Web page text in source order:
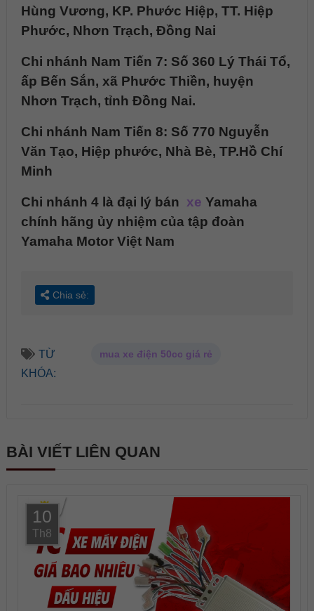
Hùng Vương, KP. Phước Hiệp, TT. Hiệp
Phước, Nhơn Trạch, Đồng Nai
Chi nhánh Nam Tiến 7: Số 360 Lý Thái Tổ,
ấp Bến Sắn, xã Phước Thiền, huyện
Nhơn Trạch, tỉnh Đồng Nai.
Chi nhánh Nam Tiến 8: Số 770 Nguyễn
Văn Tạo, Hiệp phước, Nhà Bè, TP.Hồ Chí
Minh
Chi nhánh 4 là đại lý bán xe Yamaha
chính hãng ủy nhiệm của tập đoàn
Yamaha Motor Việt Nam
Chia sẻ:
TỪ
KHÓA:
mua xe điện 50cc giá rẻ
BÀI VIẾT LIÊN QUAN
10
Th8